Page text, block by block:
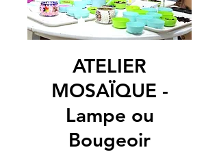
ATELIER
MOSAÏQUE -
Lampe ou
Bougeoir